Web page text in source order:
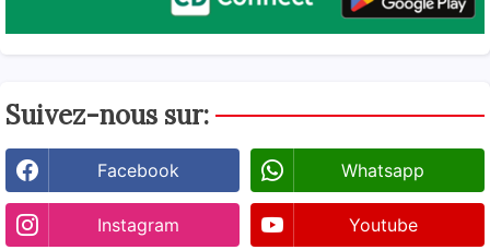
Suivez-nous sur:
Facebook Whatsapp
Instagram Youtube